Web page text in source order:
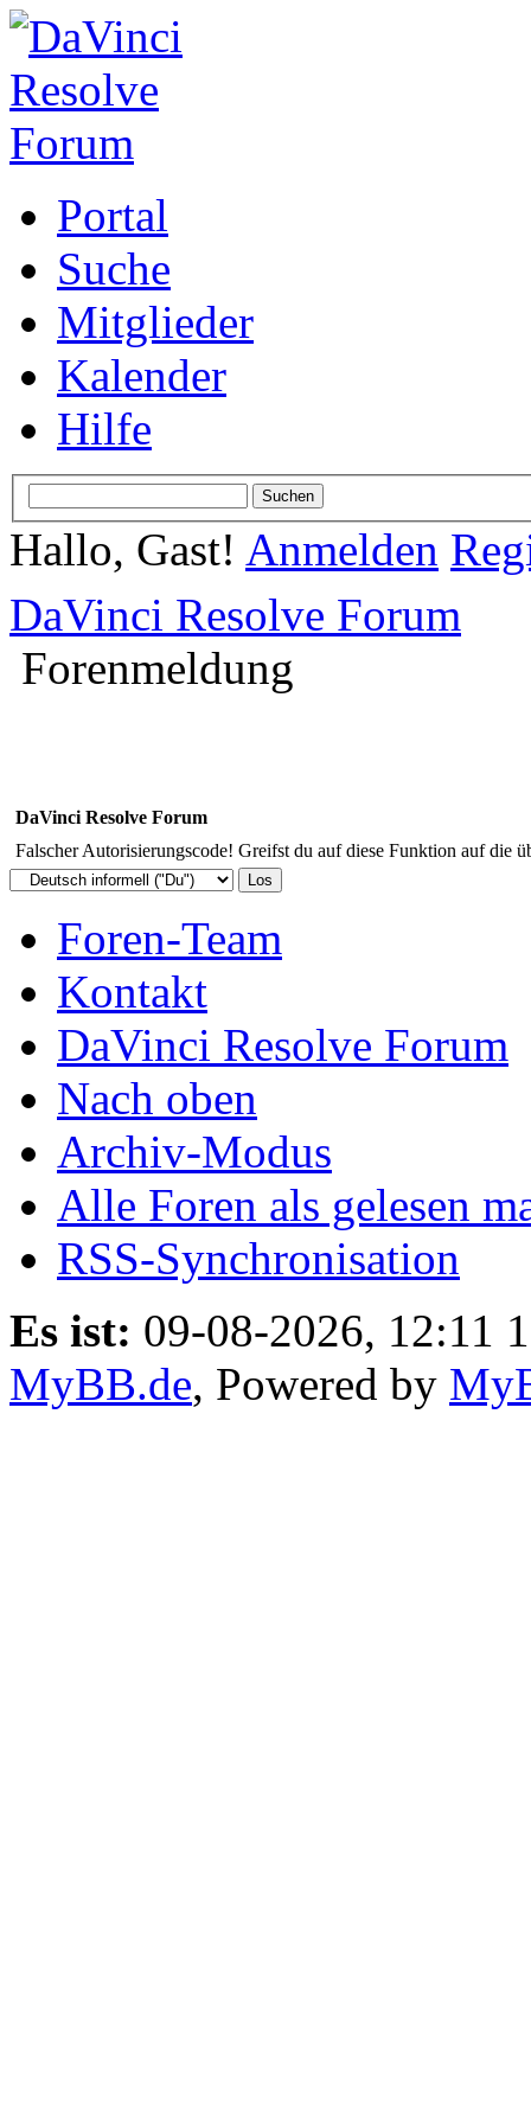
Portal
Suche
Mitglieder
Kalender
Hilfe
Hallo, Gast! Anmelden
DaVinci Resolve Forum
Forenmeldung
DaVinci Resolve Forum
Falscher Autorisierungscode! Greifst du auf diese Funktion auf die
Foren-Team
Kontakt
DaVinci Resolve Forum
Nach oben
Archiv-Modus
Alle Foren als gelesen
RSS-Synchronisation
Es ist: 09-08-2026, 12:11
MyBB.de, Powered by